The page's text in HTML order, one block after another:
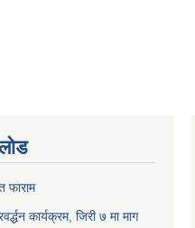
फाराम
कार्यक्रम, जिरी ७ मा माग